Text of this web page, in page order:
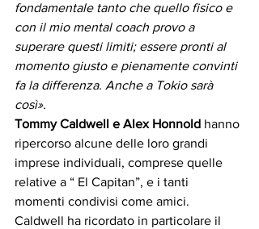
fondamentale tanto che quello fisico e
con il mio mental coach provo a
superare questi limiti; essere pronti al
momento giusto e pienamente convinti
fa la differenza. Anche a Tokio sarà
così».
Tommy Caldwell e Alex Honnold hanno
ripercorso alcune delle loro grandi
imprese individuali, comprese quelle
relative a “ El Capitan”, e i tanti
momenti condivisi come amici.
Caldwell ha ricordato in particolare il